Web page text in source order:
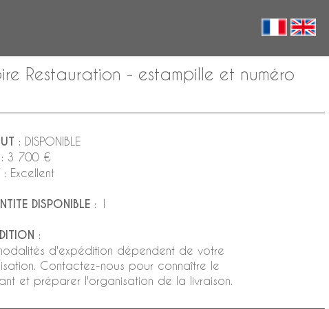
Restauration - estampille et numéro
: DISPONIBLE
: 3 700 €
: Excellent
DISPONIBLE: 1
:
d'expédition dépendent de votre
Contactez-nous pour connaître le
et préparer l'organisation de la livraison.